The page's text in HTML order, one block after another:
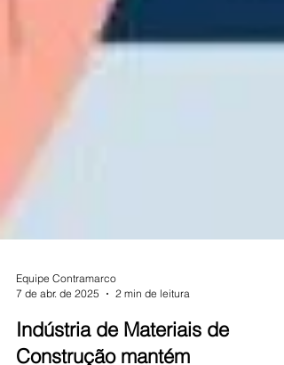
7 de abr. de 2025
2 min de leitura